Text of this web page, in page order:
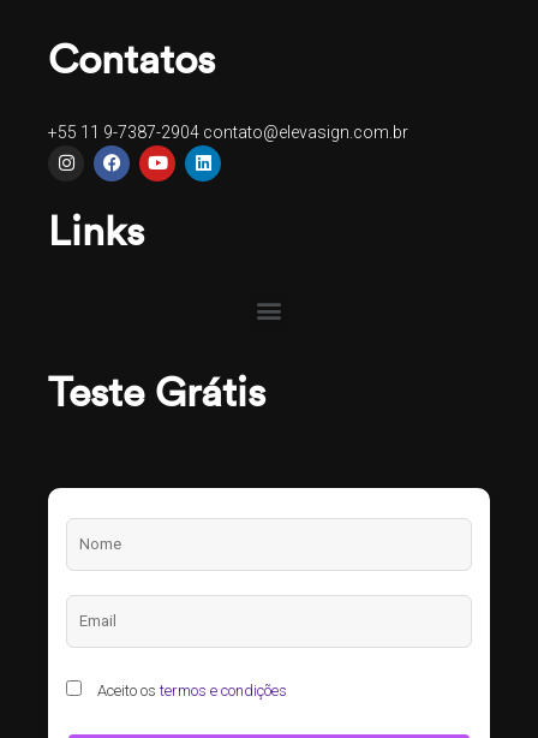
Contatos
+55 11 9-7387-2904 contato@elevasign.com.br
Links
Teste Grátis
Aceito ostermos e condições